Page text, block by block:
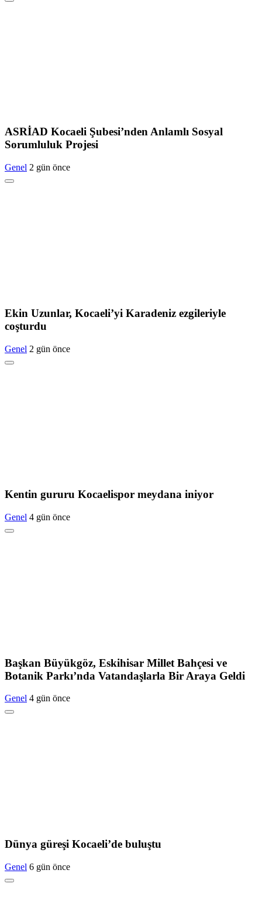
ASRİAD Kocaeli Şubesi’nden Anlamlı Sosyal
Sorumluluk Projesi
Genel 2 gün önce
Ekin Uzunlar, Kocaeli’yi Karadeniz ezgileriyle
coşturdu
Genel 2 gün önce
Kentin gururu Kocaelispor meydana iniyor
Genel 4 gün önce
Başkan Büyükgöz, Eskihisar Millet Bahçesi ve
Botanik Parkı’nda Vatandaşlarla Bir Araya Geldi
Genel 4 gün önce
Dünya güreşi Kocaeli’de buluştu
Genel 6 gün önce